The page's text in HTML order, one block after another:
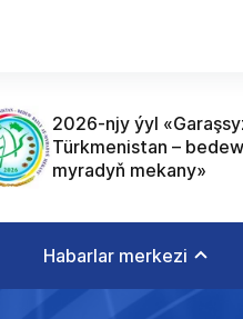
2026-njy ýyl
Türkmenistan –
myradyň mekany»
Habarlar merkezi